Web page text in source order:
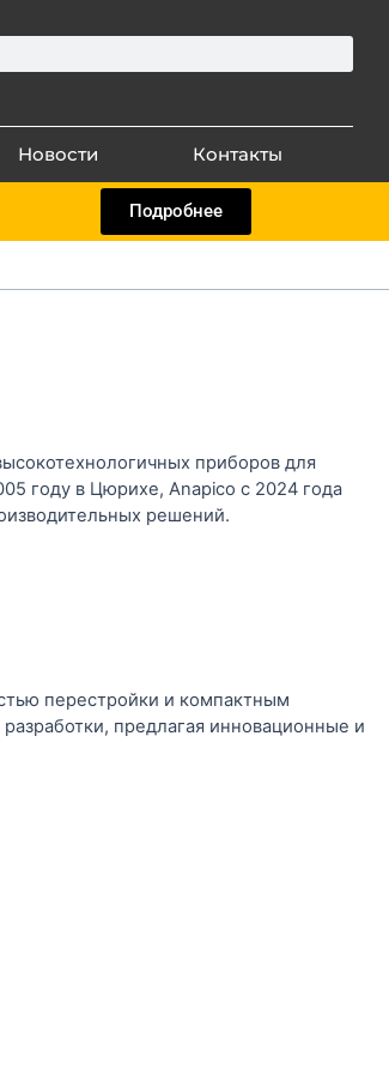
Новости Контакты
Подробнее
приборов для
году в Цюрихе, Anapico с 2024 года
решений.
перестройки и компактным
предлагая инновационные и